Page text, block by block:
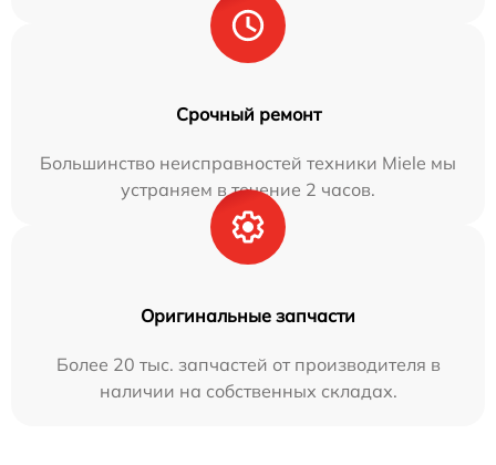
Срочный ремонт
Большинство неисправностей техники Miele мы
устраняем в течение 2 часов.
Оригинальные запчасти
Более 20 тыс. запчастей от производителя в
наличии на собственных складах.